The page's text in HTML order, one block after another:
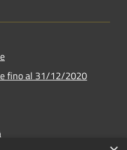
fino al 31/12/2020